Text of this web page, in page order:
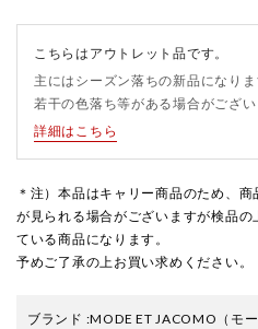
こちらはアウトレット品です。
主にはシーズン落ちの新品になり
若干の色落ち等がある場合がござい
詳細はこちら
＊注）本品はキャリー商品のため、
が見られる場合がございますが検品
ている商品になります。
予めご了承の上お買い求めください。
ブランド :MODE ET JACOMO （モ